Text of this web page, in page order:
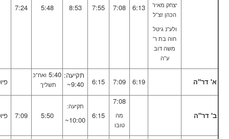
יצחק מאיר
הכהן זצ"ל
ולע"נ גיטל
חוה בת ר'
משה דוב
ע"ה
6:13
7:08
7:55
8:53
5:48
7:24
א' דר"ה 6:19
7:09
6:15
תקיעה:
9:40~
5:40 ואח"כ
תשליך
ב' דר"ה
7:08
מה
טובו
6:15
תקיעה:
10:00~
5:50
7:09